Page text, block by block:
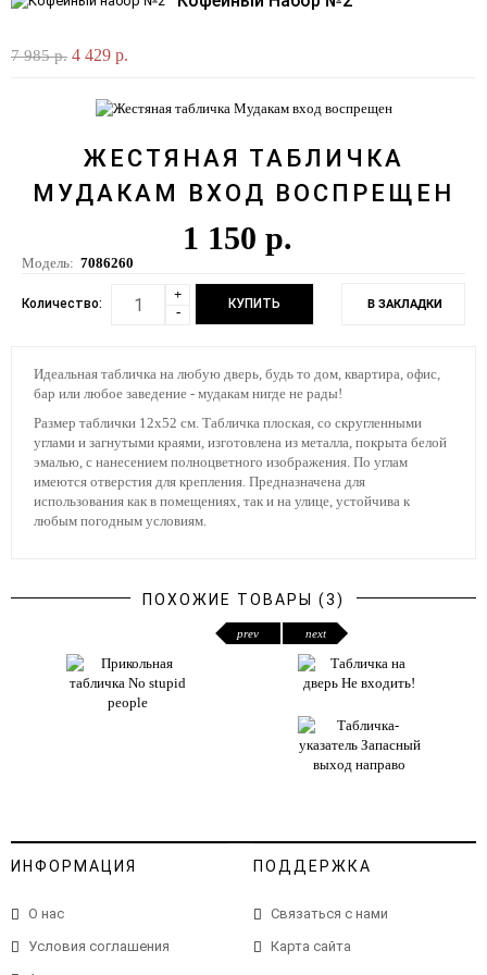
7 985 р. 4 429 р.
ЖЕСТЯНАЯ ТАБЛИЧКА
МУДАКАМ ВХОД ВОСПРЕЩЕН
1 150 р.
Модель: 7086260
Количество:
+
-
В ЗАКЛАДКИ
Идеальная табличка на любую дверь, будь то дом, квартира, офис,
бар или любое заведение - мудакам нигде не рады!
Размер таблички 12х52 см. Табличка плоская, со скругленными
углами и загнутыми краями, изготовлена из металла, покрыта белой
эмалью, с нанесением полноцветного изображения. По углам
имеются отверстия для крепления. Предназначена для
использования как в помещениях, так и на улице, устойчива к
любым погодным условиям.
ПОХОЖИЕ ТОВАРЫ (3)
prev next
ИНФОРМАЦИЯ
О нас
Условия соглашения
ПОДДЕРЖКА
Связаться с нами
Карта сайта